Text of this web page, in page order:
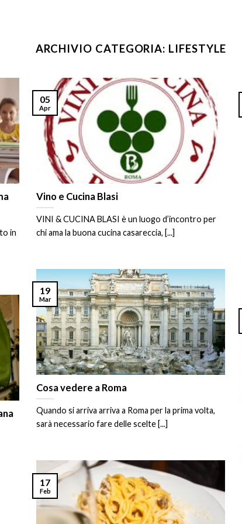
ARCHIVIO CATEGORIA: LIFESTYLE
in
Vino e Cucina Blasi
VINI & CUCINA BLASI è un luogo d’incontro per
chi ama la buona cucina casareccia, [...]
05
Apr
Cosa vedere a Roma
Quando si arriva arriva a Roma per la prima volta,
sarà necessario fare delle scelte [...]
19
Mar
17
Feb